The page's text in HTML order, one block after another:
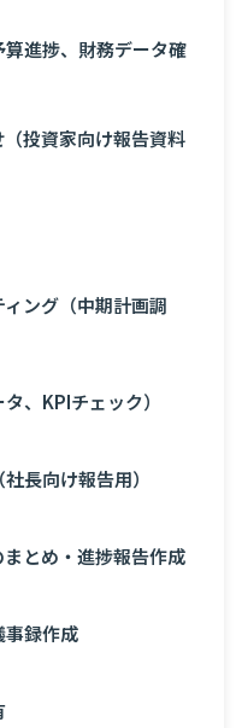
進捗、財務データ確
投資家向け報告資料
ング（中期計画調
、KPIチェック）
長向け報告用）
とめ・進捗報告作成
事録作成